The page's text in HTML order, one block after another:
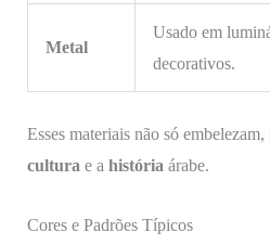
Metal
Usado em
decorativos.
Esses materiais não só
cultura e a história árabe.
Cores e Padrões Típicos